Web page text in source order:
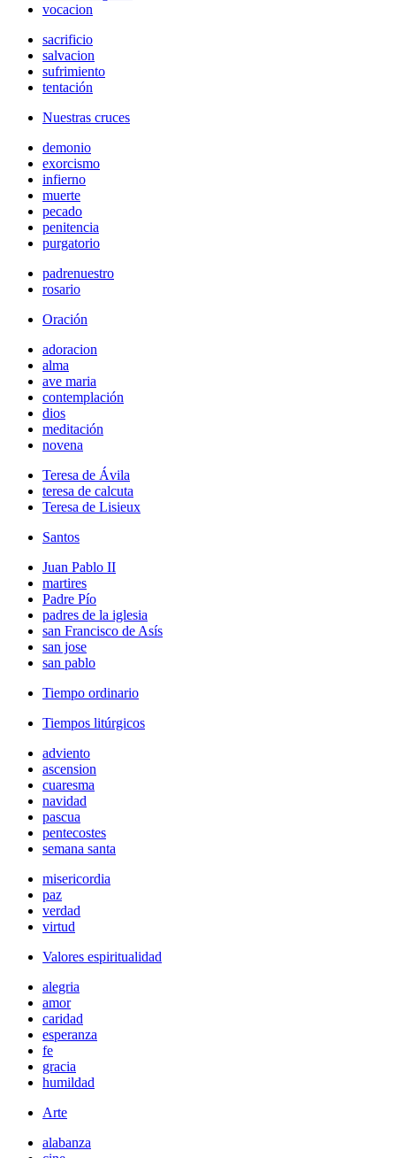
vocacion
sacrificio
salvacion
sufrimiento
tentación
Nuestras cruces
demonio
exorcismo
infierno
muerte
pecado
penitencia
purgatorio
padrenuestro
rosario
Oración
adoracion
alma
ave maria
contemplación
dios
meditación
novena
Teresa de Ávila
teresa de calcuta
Teresa de Lisieux
Santos
Juan Pablo II
martires
Padre Pío
padres de la iglesia
san Francisco de Asís
san jose
san pablo
Tiempo ordinario
Tiempos litúrgicos
adviento
ascension
cuaresma
navidad
pascua
pentecostes
semana santa
misericordia
paz
verdad
virtud
Valores espiritualidad
alegria
amor
caridad
esperanza
fe
gracia
humildad
Arte
alabanza